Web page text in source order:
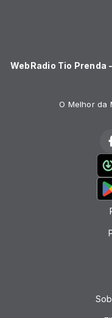
WebRadio Tio Prenda
O Melhor da